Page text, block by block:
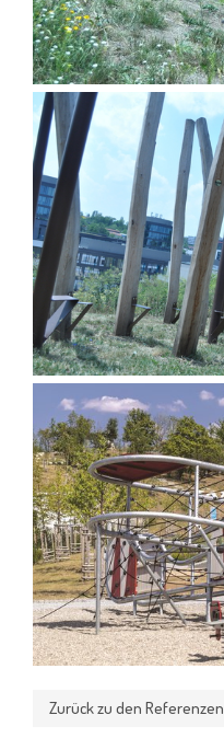
Zurück zu den Referenzen